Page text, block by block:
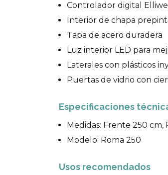
Controlador digital
Interior de chapa
Tapa de acero duradera
Luz interior LED para
Laterales con plásticos
Puertas de vidrio con
Especificaciones
Medidas: Frente 250 cm,
Modelo: Roma 250
Usos recomendados